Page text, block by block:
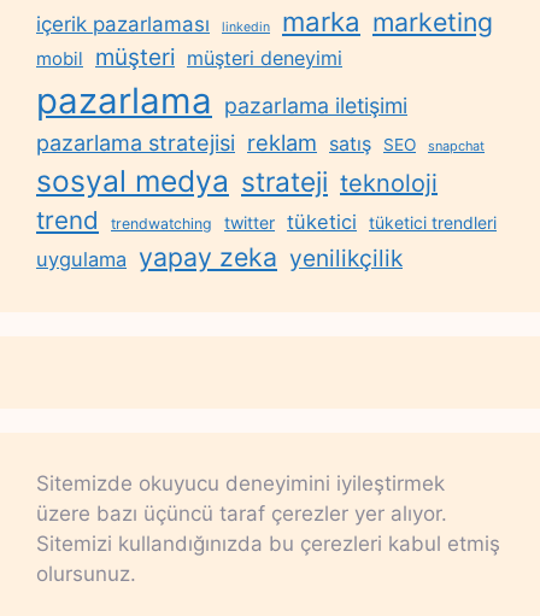
içerik pazarlaması linkedin marka marketing
mobil müşteri müşteri deneyimi
pazarlama
pazarlama iletişimi
pazarlama stratejisi reklam satış SEO snapchat
sosyal medya strateji teknoloji
trend trendwatching twitter tüketici tüketici trendleri
uygulama yapay zeka yenilikçilik
Sitemizde okuyucu deneyimini iyileştirmek
üzere bazı üçüncü taraf çerezler yer alıyor.
Sitemizi kullandığınızda bu çerezleri kabul etmiş
olursunuz.